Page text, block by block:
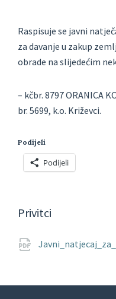
Raspisuje se javni
za davanje u zakup
obrade na slijedećim
– kčbr. 8797 ORANICA
br. 5699, k.o. Križevci.
Podijeli
Podijeli
Privitci